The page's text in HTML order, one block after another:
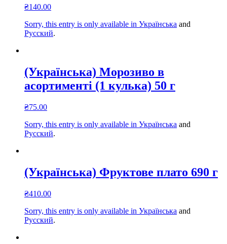
₴140.00
Sorry, this entry is only available in Українська and
Русский.
(Українська) Морозиво в
асортименті (1 кулька) 50 г
₴75.00
Sorry, this entry is only available in Українська and
Русский.
(Українська) Фруктове плато 690 г
₴410.00
Sorry, this entry is only available in Українська and
Русский.